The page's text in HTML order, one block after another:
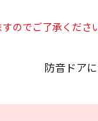
のでご了承ください
防音ドア